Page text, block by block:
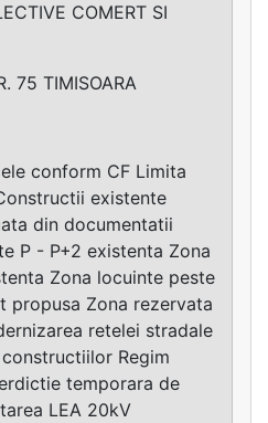
COMERT SI
75 TIMISOARA
conform CF Limita
existente
din documentatii
P - P+2 existenta Zona
Zona locuinte peste
propusa Zona rezervata
retelei stradale
Regim
temporara de
LEA 20kV